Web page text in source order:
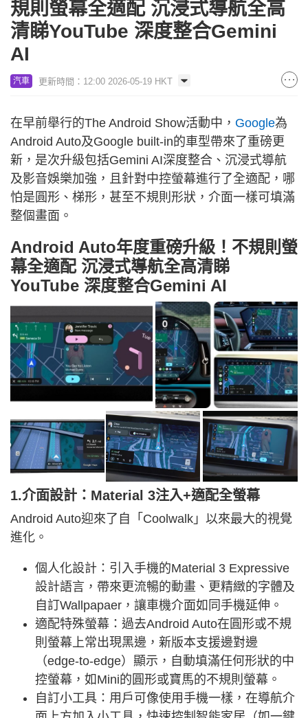
規則螢幕全適配 沉浸式導航全高
清睇YouTube 深度整合Gemini
AI
汽車 更新時間：12:00 2026-05-19 HKT
在早前舉行的The Android Show活動中， Google為
Android Auto及Google built-in的車型帶來了重磅更
新，是次升級包括Gemini AI深度整合、沉浸式導航
及影音娛樂加強，且針對中控螢幕進行了全適配，哪
怕是圓形、梯形，甚至不規則形狀，介面一樣可填滿
整個畫面。
Android Auto年度重磅升級！不規則螢
幕全適配 沉浸式導航全高清睇
YouTube 深度整合Gemini AI
1.介面設計：Material 3注入+適配全螢幕
Android Auto迎來了自「Coolwalk」以來最大的視覺
進化。
個人化設計：引入手機的Material 3 Expressive
設計語言，帶來更流暢的動畫、更精緻的字體及
自訂Wallpapaer，讓車機介面如同手機延伸。
適配特殊螢幕：過去Android Auto在圓形或不規
則螢幕上常出現黑邊，新版本支援邊對邊
（edge-to-edge）顯示，自動填滿任何形狀的中
控螢幕，如Mini的圓形或寶馬的不規則螢幕。
自訂小工具：用戶可像使用手機一樣，在導航介